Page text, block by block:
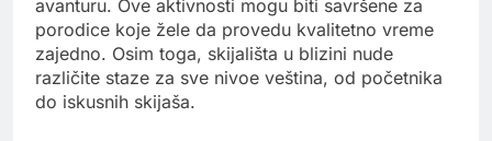
avanturu. Ove aktivnosti mogu biti savršene za
porodice koje žele da provedu kvalitetno vreme
zajedno. Osim toga, skijališta u blizini nude
različite staze za sve nivoe veština, od početnika
do iskusnih skijaša.